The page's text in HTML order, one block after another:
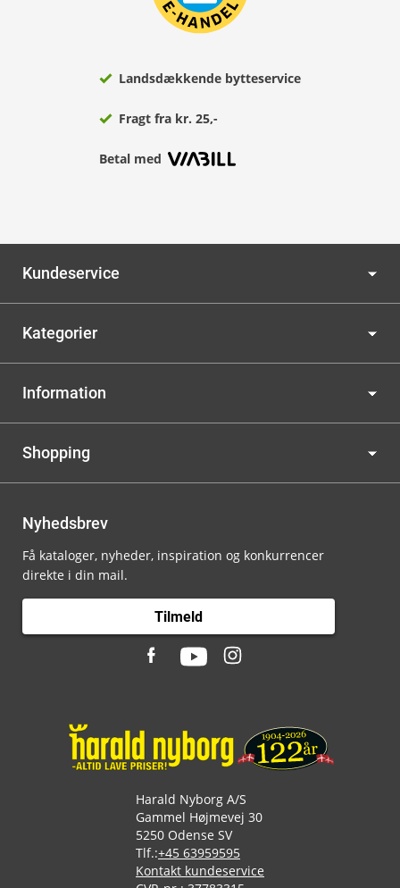
Landsdækkende bytteservice
Fragt fra kr. 25,-
Betal med
Kundeservice
Kategorier
Information
Shopping
Nyhedsbrev
Få kataloger, nyheder, inspiration og konkurrencer
direkte i din mail.
Tilmeld
Harald Nyborg A/S
Gammel Højmevej 30
5250 Odense SV
Tlf.:+45 63959595
Kontakt kundeservice